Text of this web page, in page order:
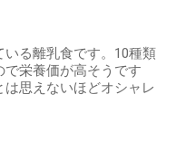
る離乳食です。10種類
で栄養価が高そうです
思えないほどオシャレ